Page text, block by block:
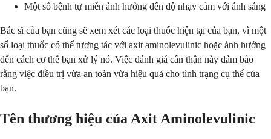
Một số bệnh tự miễn ảnh hưởng đến độ nhạy cảm với ánh sáng
Bác sĩ của bạn cũng sẽ xem xét các loại thuốc hiện tại của bạn, vì một
số loại thuốc có thể tương tác với axit aminolevulinic hoặc ảnh hưởng
đến cách cơ thể bạn xử lý nó. Việc đánh giá cẩn thận này đảm bảo
rằng việc điều trị vừa an toàn vừa hiệu quả cho tình trạng cụ thể của
bạn.
Tên thương hiệu của Axit Aminolevulinic